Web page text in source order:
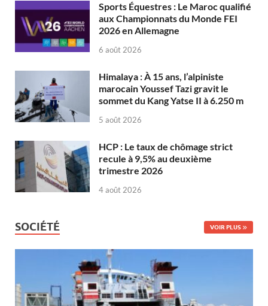
Sports Équestres : Le Maroc qualifié
aux Championnats du Monde FEI
2026 en Allemagne
6 août 2026
Himalaya : À 15 ans, l’alpiniste
marocain Youssef Tazi gravit le
sommet du Kang Yatse II à 6.250 m
5 août 2026
HCP : Le taux de chômage strict
recule à 9,5% au deuxième
trimestre 2026
4 août 2026
SOCIÉTÉ VOIR PLUS